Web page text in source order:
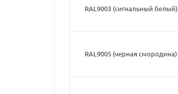
RAL9003 (cигнальный белый)
RAL9005 (черная смородина)